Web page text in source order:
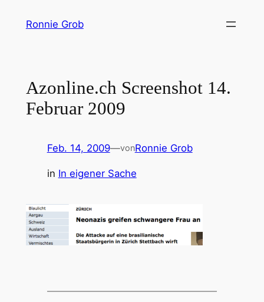
InhaltRonnie Grob
Azonline.ch Screenshot 14.
Februar 2009
Feb. 14, 2009—vonRonnie Grob
in In eigener Sache